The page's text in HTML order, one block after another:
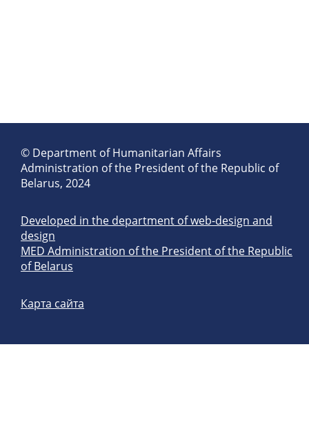
© Department of Humanitarian Affairs
Administration of the President of the Republic of
Belarus, 2024
Developed in the department of web-design and
design
MED Administration of the President of the Republic
of Belarus
Карта сайта